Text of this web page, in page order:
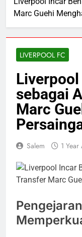
Marc Guehi
LIVERPOOL FC
sebagai
Marc
Salem 1 Year